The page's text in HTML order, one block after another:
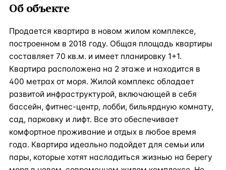
Об объекте
Продается квартира в новом жилом комплексе,
построенном в 2018 году. Общая площадь квартиры
составляет 70 кв.м. и имеет планировку 1+1.
Квартира расположена на 2 этаже и находится в
400 метрах от моря. Жилой комплекс обладает
развитой инфраструктурой, включающей в себя
бассейн, фитнес-центр, лобби, бильярдную комнату,
сад, парковку и лифт. Все это обеспечивает
комфортное проживание и отдых в любое время
года. Квартира идеально подойдет для семьи или
пары, которые хотят насладиться жизнью на берегу